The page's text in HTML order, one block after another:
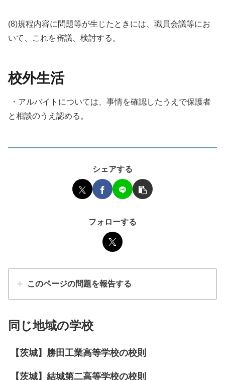
(8)規程内容に問題等が生じたときには、職員会議等にお
いて、これを審議、検討する。
校外生活
・アルバイトについては、事情を確認したうえで保護者
と相談のうえ認める。
シェアする
フォローする
このページの問題を報告する
同じ地域の学校
【茨城】勝田工業高等学校の校則
【茨城】結城第二高等学校の校則